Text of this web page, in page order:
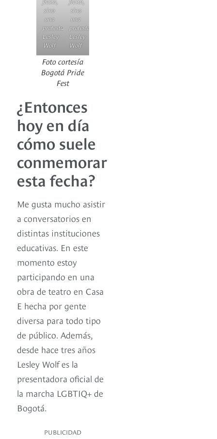
sino
una
protesta”,
Lesley
Wolf
sino
una
protesta”,
Lesley
Wolf
Foto cortesía
Bogotá Pride
Fest
¿Entonces
hoy en día
cómo suele
conmemorar
esta fecha?
Me gusta mucho asistir
a conversatorios en
distintas instituciones
educativas. En este
momento estoy
participando en una
obra de teatro en Casa
E hecha por gente
diversa para todo tipo
de público. Además,
desde hace tres años
Lesley Wolf es la
presentadora oficial de
la marcha LGBTIQ+ de
Bogotá.
PUBLICIDAD